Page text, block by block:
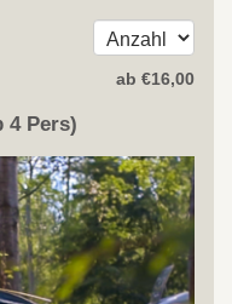
ab €16,00
4 Pers)